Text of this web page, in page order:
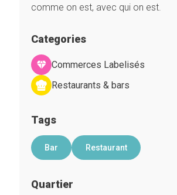
comme on est, avec qui on est.
Categories
Commerces Labelisés
Restaurants & bars
Tags
Bar Restaurant
Quartier